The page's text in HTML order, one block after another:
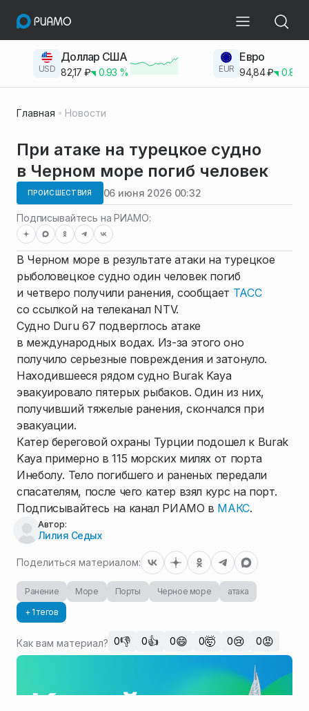
USD
Доллар США
82,17 ₽ 0.93 % EUR
Евро
94,84₽ 0.83
Главная Новости
При атаке на турецкое судно
в Черном море погиб человек
ПРОИСШЕСТВИЯ 06 июня 2026 00:32
Подписывайтесь на РИАМО:
В Черном море в результате атаки на турецкое
рыболовецкое судно один человек погиб
и четверо получили ранения, сообщает ТАСС
со ссылкой на телеканал NTV.
Судно Duru 67 подверглось атаке
в международных водах. Из-за этого оно
получило серьезные повреждения и затонуло.
Находившееся рядом судно Burak Kaya
эвакуировало пятерых рыбаков. Один из них,
получивший тяжелые ранения, скончался при
эвакуации.
Катер береговой охраны Турции подошел к Burak
Kaya примерно в 115 морских милях от порта
Инеболу. Тело погибшего и раненых передали
спасателям, после чего катер взял курс на порт.
Подписывайтесь на канал РИАМО в МАКС.
Автор:
Лилия Седых
Поделиться материалом:
Ранение Море Порты Черное море
атака
+ 1 тегов
Как вам материал? 0👎 0👍 0😄 0🤯 0😢 0😡